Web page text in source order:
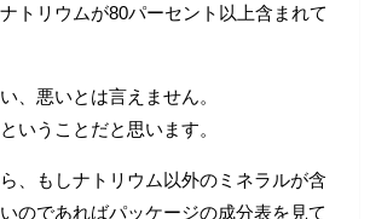
トリウムが80パーセント以上含まれて
、悪いとは言えません。
いうことだと思います。
、もしナトリウム以外のミネラルが含
のであればパッケージの成分表を見て